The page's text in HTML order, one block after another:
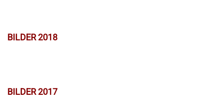
BILDER 2018
BILDER 2017